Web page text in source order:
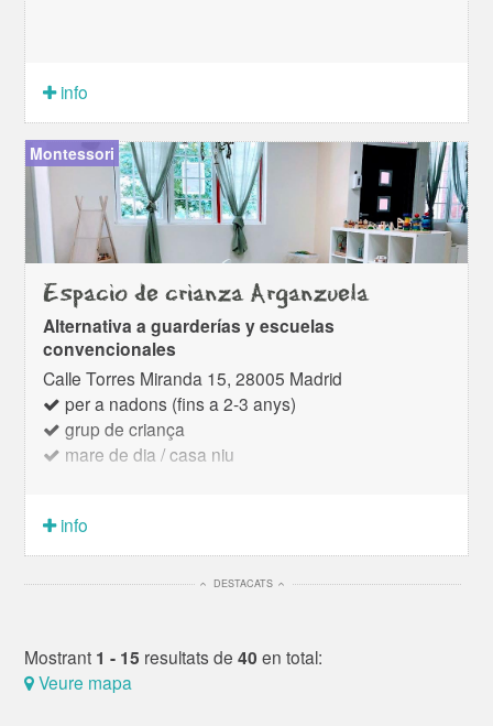
info
Montessori
Espacio de crianza Arganzuela
Alternativa a guarderías y escuelas
convencionales
Calle Torres Miranda 15, 28005 Madrid
per a nadons (fins a 2-3 anys)
grup de criança
mare de dia / casa niu
info
DESTACATS
Mostrant 1 - 15 resultats de40 en total:
Veure mapa